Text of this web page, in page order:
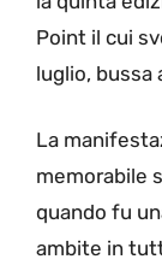
Point il cui
luglio, bussa
La
memorabile
quando fu
ambite in